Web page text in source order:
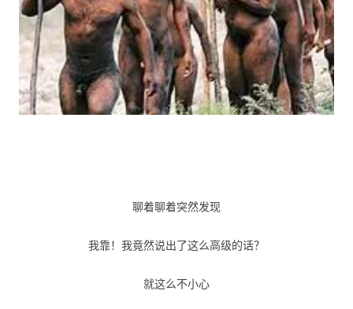
聊着聊着突然发现
我靠！我竟然说出了这么高级的话？
就这么不小心